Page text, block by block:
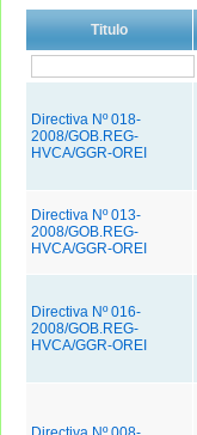
Titulo
Directiva Nº 018-
2008/GOB.REG-
HVCA/GGR-OREI
Directiva Nº 013-
2008/GOB.REG-
HVCA/GGR-OREI
Directiva Nº 016-
2008/GOB.REG-
HVCA/GGR-OREI